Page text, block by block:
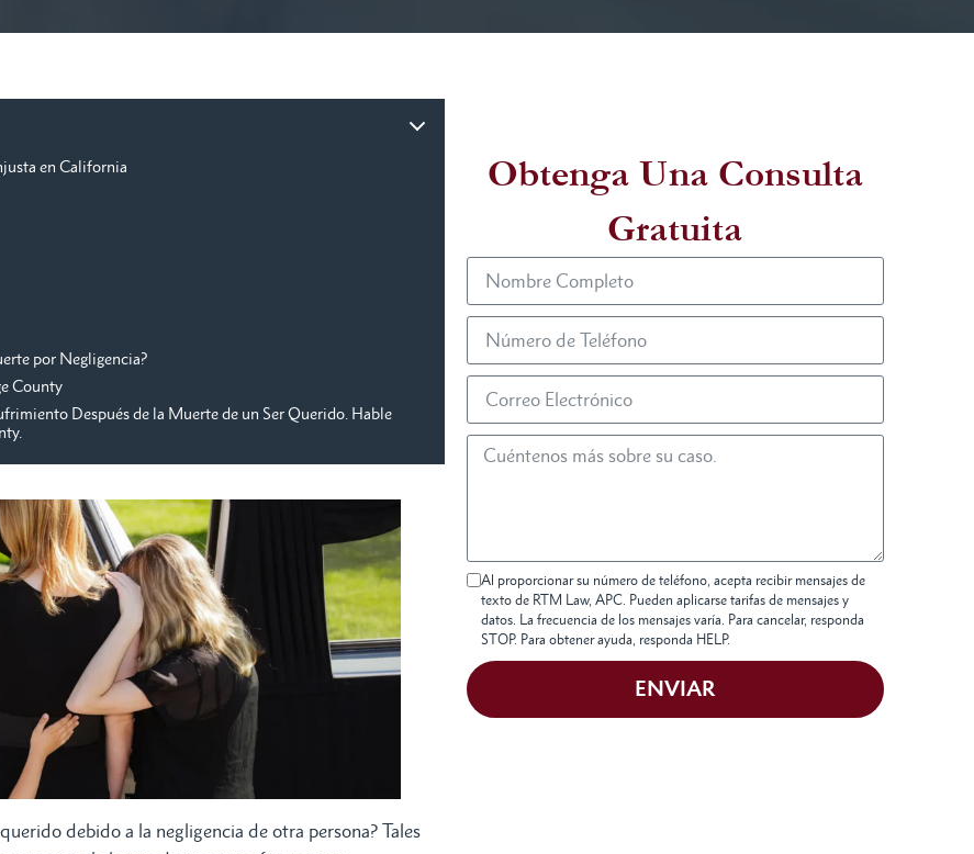
en California
por Negligencia?
County
Después de la Muerte de un Ser Querido. Hable
debido a la negligencia de otra persona? Tales
Obtenga Una Consulta
Gratuita
Al proporcionar su número de teléfono, acepta recibir mensajes de
texto de RTM Law, APC. Pueden aplicarse tarifas de mensajes y
datos. La frecuencia de los mensajes varía. Para cancelar, responda
STOP. Para obtener ayuda, responda HELP.
ENVIAR